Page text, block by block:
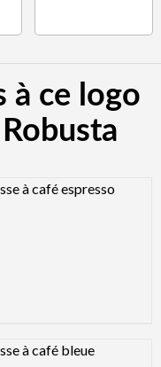
à ce logo
Preview Image
Preview Image